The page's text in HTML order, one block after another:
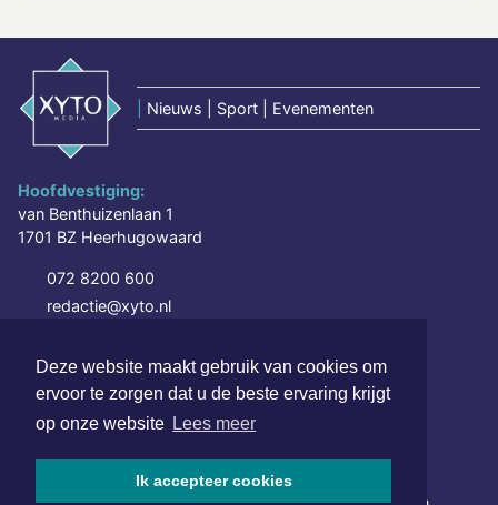
Deze website maakt gebruik van cookies om
ervoor te zorgen dat u de beste ervaring krijgt
op onze website Lees meer
Ik accepteer cookies
Nieuws | Sport | Evenementen
Hoofdvestiging:
van Benthuizenlaan 1
1701 BZ Heerhugowaard
072 8200 600
redactie@xyto.nl
SOCIAL MEDIA
NIEUWSBRIEF AANMELDEN